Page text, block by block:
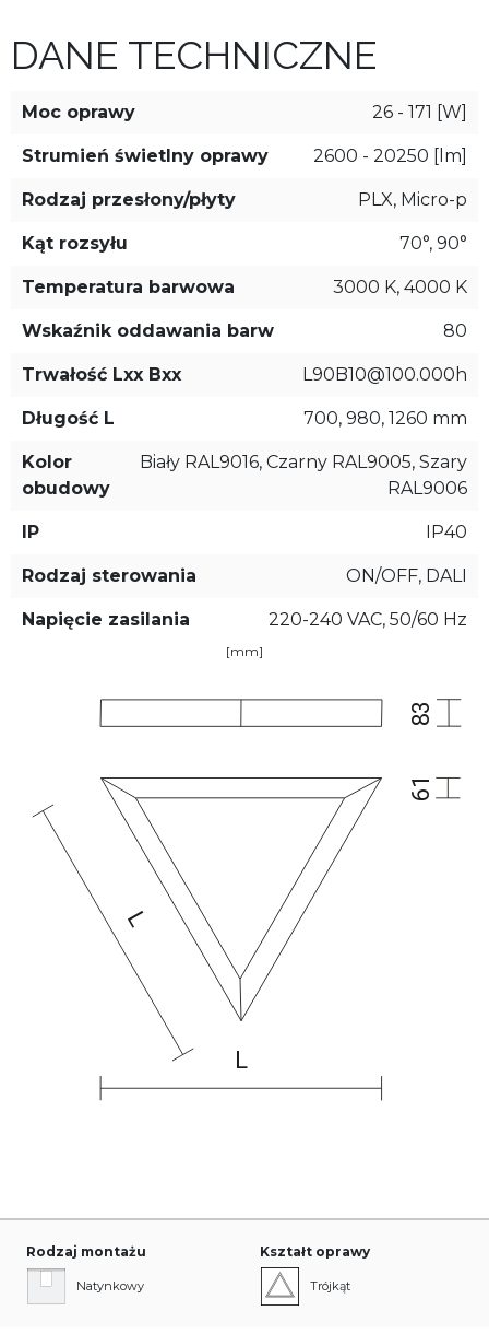
DANE TECHNICZNE
Moc oprawy 26 - 171 [W]
Strumień świetlny oprawy 2600 - 20250 [lm]
Rodzaj przesłony/płyty PLX, Micro-p
Kąt rozsyłu 70°, 90°
Temperatura barwowa 3000 K, 4000 K
Wskaźnik oddawania barw 80
Trwałość Lxx Bxx L90B10@100.000h
Długość L 700, 980, 1260 mm
Kolor
obudowy
Biały RAL9016, Czarny RAL9005, Szary
RAL9006
IP IP40
Rodzaj sterowania ON/OFF, DALI
Napięcie zasilania 220-240 VAC, 50/60 Hz
[mm]
Rodzaj montażu
Natynkowy
Kształt oprawy
Trójkąt